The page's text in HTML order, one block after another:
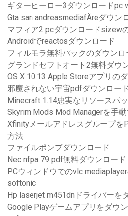
ギターヒーロー3ダウンロードpc
Gta san andreasmediafÄreダウン
マフィア2 pcダウンロードsizew
Androidでreactosダウンロード
フィルモラ無料パックのダウンロ
グランドセフトオート2無料ダウ
OS X 10.13 Apple Storeアプリの
邪魔されない宇宙pdfダウンロード
Minecraft 1.14忠実なリソースパ
Skyrim Mods Mod Managerを手
Xfinityメールアドレスグループを
方法
ファイルポンプダウンロード
Nec nfpa 79 pdf無料ダウンロード
PCウィンドウでのvlc
softonic
Hp laserjet m451dnドライバーを
Google Playゲームアプリをダウ